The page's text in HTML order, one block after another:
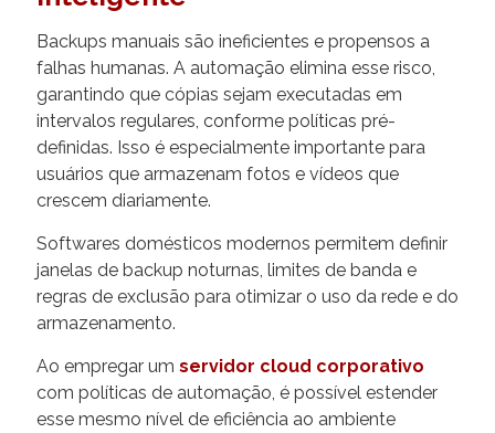
Backups manuais são ineficientes e propensos a
falhas humanas. A automação elimina esse risco,
garantindo que cópias sejam executadas em
intervalos regulares, conforme políticas pré-
definidas. Isso é especialmente importante para
usuários que armazenam fotos e vídeos que
crescem diariamente.
Softwares domésticos modernos permitem definir
janelas de backup noturnas, limites de banda e
regras de exclusão para otimizar o uso da rede e do
armazenamento.
Ao empregar um servidor cloud corporativo
com políticas de automação, é possível estender
esse mesmo nível de eficiência ao ambiente